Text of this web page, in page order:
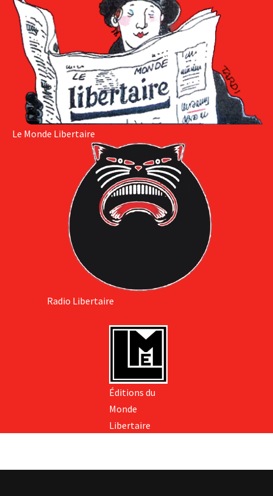
Le Monde Libertaire
Radio Libertaire
Éditions du
Monde
Libertaire